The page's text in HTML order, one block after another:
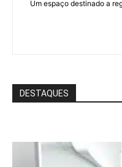
Um espaço destinado a
DESTAQUES